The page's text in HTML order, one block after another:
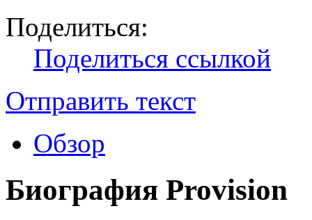
Поделиться:
Поделиться ссылкой
Отправить текст
Обзор
Биография Provision